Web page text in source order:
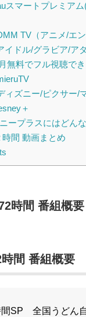
マートプレミアム
TV（アニメ/エ
イドル/グラビア/ア
無料でフル視聴でき
ズニー/ピクサー/
＋
ープラスにはどん
時間 動画まとめ
時間 番組概
時間 番組概要
間SP 全国うどん